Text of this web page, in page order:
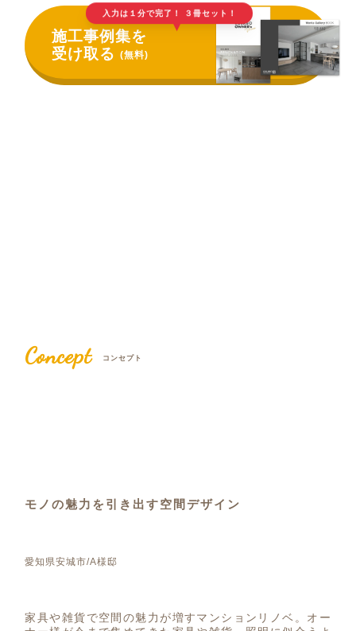
入力は１分で完了！ ３冊セット！
▲
施工事例集を
受け取る(無料)
Concept コンセプト
モノの魅力を引き出す空間デザイン
愛知県安城市/A様邸
家具や雑貨で空間の魅力が増すマンションリノベ。オー